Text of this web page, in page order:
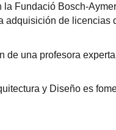
Fundació Bosch-
adquisición de
de una profesora
y Diseño es